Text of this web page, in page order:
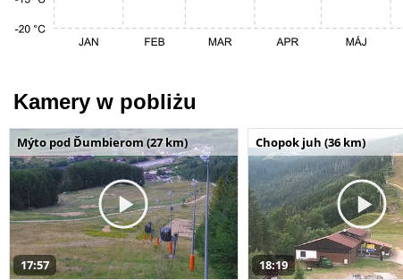
Kamery w pobliżu
Mýto pod Ďumbierom (27 km)
17:57
Chopok juh (36 km)
18:19